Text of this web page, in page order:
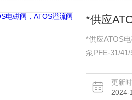
*供应
*供应ATOS
泵PFE-31/
AGIR、更新
2024-